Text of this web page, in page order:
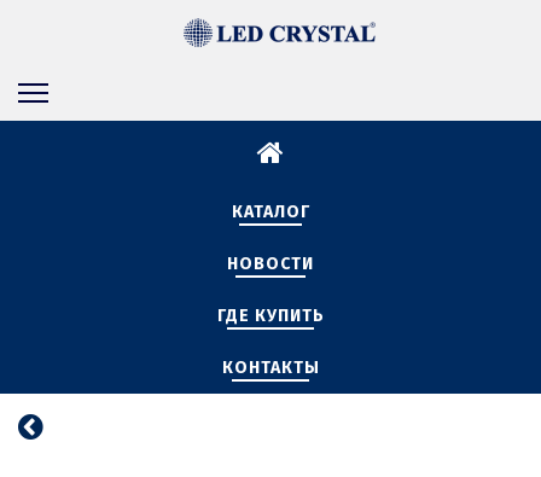
КАТАЛОГ
НОВОСТИ
ГДЕ КУПИТЬ
КОНТАКТЫ